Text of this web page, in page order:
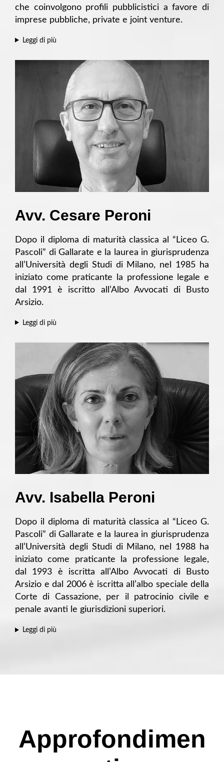
che coinvolgono profili pubblicistici a favore di
imprese pubbliche, private e joint venture.
Leggi di più
Avv. Cesare Peroni
Dopo il diploma di maturità classica al “Liceo G.
Pascoli” di Gallarate e la laurea in giurisprudenza
all’Università degli Studi di Milano, nel 1985 ha
iniziato come praticante la professione legale e
dal 1991 è iscritto all’Albo Avvocati di Busto
Arsizio.
Leggi di più
Avv. Isabella Peroni
Dopo il diploma di maturità classica al “Liceo G.
Pascoli” di Gallarate e la laurea in giurisprudenza
all’Università degli Studi di Milano, nel 1988 ha
iniziato come praticante la professione legale,
dal 1993 è iscritta all’Albo Avvocati di Busto
Arsizio e dal 2006 è iscritta all’albo speciale della
Corte di Cassazione, per il patrocinio civile e
penale avanti le giurisdizioni superiori.
Leggi di più
Approfondimen